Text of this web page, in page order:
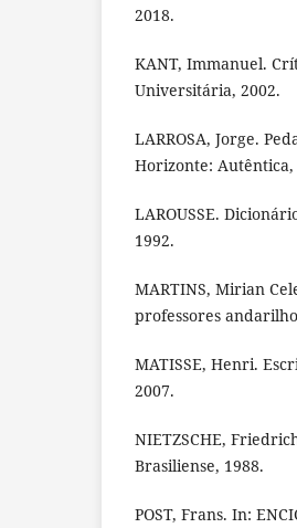
2018.
KANT, Immanuel.
Universitária, 2002.
LARROSA, Jorge.
Horizonte: Autêntica,
LAROUSSE.
1992.
MARTINS, Mirian
professores
MATISSE, Henri.
2007.
NIETZSCHE,
Brasiliense, 1988.
POST, Frans. In: